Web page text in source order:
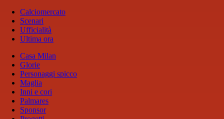
Calciomercato
Scenari
Ufficialità
Ultima ora
Casa Milan
Glorie
Personaggi spicco
Maglia
Inni e cori
Palmares
Sponsor